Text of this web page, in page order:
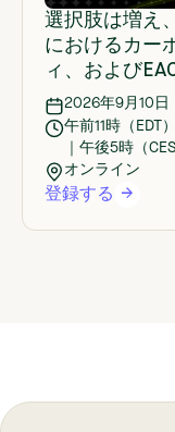
選択肢は増え
におけるカー
ィ、および
2026年9月10日
午前11時（EDT
｜午後5時（
オンライン
登録する